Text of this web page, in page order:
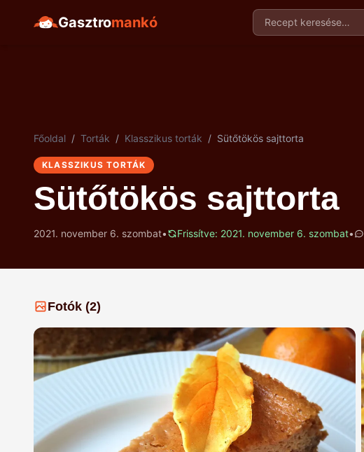
Gasztromankó Recept keresése
Főoldal / Torták / Klasszikus torták / Sütőtökös sajttorta
KLASSZIKUS TORTÁK
Sütőtökös sajttorta
2021. november 6. szombat• Frissítve: 2021. november 6. szombat•
Fotók (2)